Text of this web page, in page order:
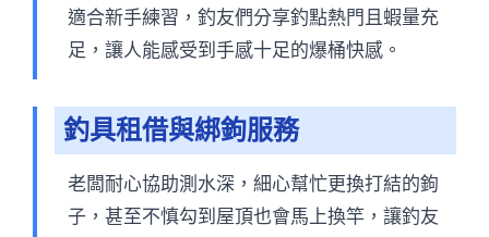
適合新手練習，釣友們分享釣點熱門且蝦量充
足，讓人能感受到手感十足的爆桶快感。
釣具租借與綁鉤服務
老闆耐心協助測水深，細心幫忙更換打結的鉤
子，甚至不慎勾到屋頂也會馬上換竿，讓釣友